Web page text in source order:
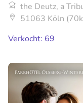
the Deutz, a
51063 Köln
Verkocht: 69